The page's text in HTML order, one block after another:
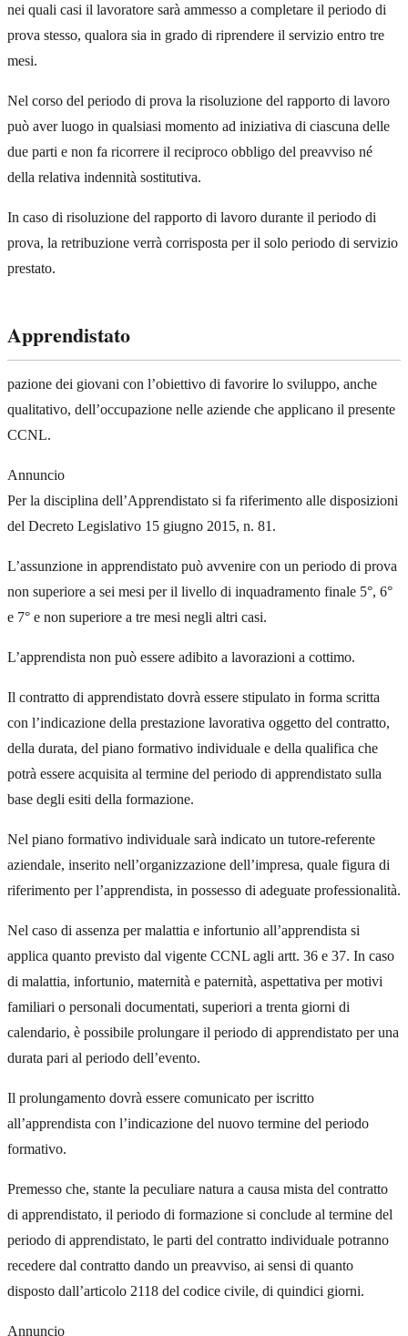
nei quali casi il lavoratore sarà ammesso a completare il periodo di
prova stesso, qualora sia in grado di riprendere il servizio entro tre
mesi.
Nel corso del periodo di prova la risoluzione del rapporto di lavoro
può aver luogo in qualsiasi momento ad iniziativa di ciascuna delle
due parti e non fa ricorrere il reciproco obbligo del preavviso né
della relativa indennità sostitutiva.
In caso di risoluzione del rapporto di lavoro durante il periodo di
prova, la retribuzione verrà corrisposta per il solo periodo di servizio
prestato.
Apprendistato
pazione dei giovani con l’obiettivo di favorire lo sviluppo, anche
qualitativo, dell’occupazione nelle aziende che applicano il presente
CCNL.
Annuncio
Per la disciplina dell’Apprendistato si fa riferimento alle disposizioni
del Decreto Legislativo 15 giugno 2015, n. 81.
L’assunzione in apprendistato può avvenire con un periodo di prova
non superiore a sei mesi per il livello di inquadramento finale 5°, 6°
e 7° e non superiore a tre mesi negli altri casi.
L’apprendista non può essere adibito a lavorazioni a cottimo.
Il contratto di apprendistato dovrà essere stipulato in forma scritta
con l’indicazione della prestazione lavorativa oggetto del contratto,
della durata, del piano formativo individuale e della qualifica che
potrà essere acquisita al termine del periodo di apprendistato sulla
base degli esiti della formazione.
Nel piano formativo individuale sarà indicato un tutore-referente
aziendale, inserito nell’organizzazione dell’impresa, quale figura di
riferimento per l’apprendista, in possesso di adeguate professionalità.
Nel caso di assenza per malattia e infortunio all’apprendista si
applica quanto previsto dal vigente CCNL agli artt. 36 e 37. In caso
di malattia, infortunio, maternità e paternità, aspettativa per motivi
familiari o personali documentati, superiori a trenta giorni di
calendario, è possibile prolungare il periodo di apprendistato per una
durata pari al periodo dell’evento.
Il prolungamento dovrà essere comunicato per iscritto
all’apprendista con l’indicazione del nuovo termine del periodo
formativo.
Premesso che, stante la peculiare natura a causa mista del contratto
di apprendistato, il periodo di formazione si conclude al termine del
periodo di apprendistato, le parti del contratto individuale potranno
recedere dal contratto dando un preavviso, ai sensi di quanto
disposto dall’articolo 2118 del codice civile, di quindici giorni.
Annuncio